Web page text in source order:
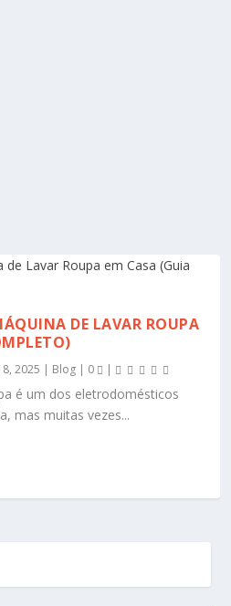
DE LAVAR ROUPA
2025 | Blog | 0 |
é um dos eletrodomésticos
mas muitas vezes...